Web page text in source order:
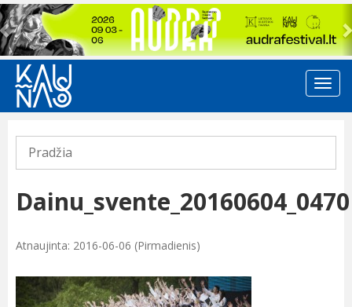
Previous
Pradžia
Dainu_svente_20160604_0470
Atnaujinta: 2016-06-06 (Pirmadienis)